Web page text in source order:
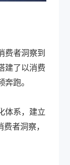
费者洞察到
建了以消费
跑。
体系，建立
者洞察，